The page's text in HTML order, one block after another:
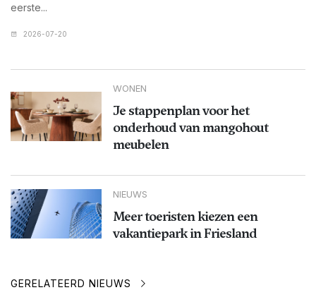
eerste...
2026-07-20
WONEN
Je stappenplan voor het
onderhoud van mangohout
meubelen
NIEUWS
Meer toeristen kiezen een
vakantiepark in Friesland
GERELATEERD NIEUWS